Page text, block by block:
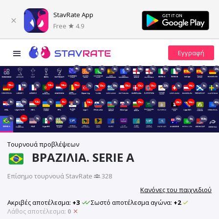
StavRate App
Free
4.9
4η 4η 4η 4η 4η 14η 7η 15η 15η 8η 7η 21η
15ώ 14η 1η 16ώ 14ώ 15ώ 7η 13ώ 15η 15ώ 13ώ 13ώ 22η 1η 14ώ 1η 1η
1η 15η 12ώ 1η 6ώ 1η 14ώ 1η 8η 1η 15ώ 6η 20ώ 14ώ 40η
1η 19ώ 1η 8η 48η 70η 5η 153η
Τουρνουά προβλέψεων
ΒΡΑΖΙΛΊΑ. SERIE A
Επίσημο τουρνουά StavRate·
328
Κανόνες του παιχνιδιού
Ακριβές αποτέλεσμα: +3 Σωστό αποτέλεσμα αγώνα: +2
Λάθος αποτέλεσμα: 0